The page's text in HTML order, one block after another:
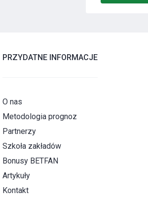
PRZYDATNE INFORMACJE
O nas
Metodologia prognoz
Partnerzy
Szkoła zakładów
Bonusy BETFAN
Artykuły
Kontakt